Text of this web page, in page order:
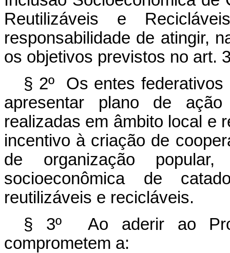
Reutilizáveis e
responsabilidade de atingir,
os objetivos previstos no art.
§ 2º Os entes federativos
apresentar plano de
realizadas em âmbito local e
incentivo à criação de
de organização
socioeconômica de
reutilizáveis e recicláveis.
§ 3º Ao aderir ao
comprometem a: